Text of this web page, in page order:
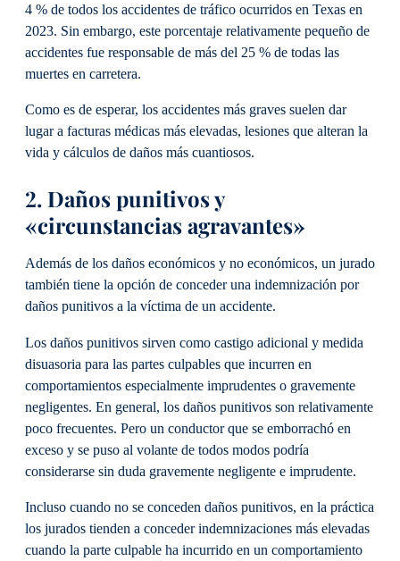
4 % de todos los accidentes de tráfico ocurridos en Texas en
2023. Sin embargo, este porcentaje relativamente pequeño de
accidentes fue responsable de más del 25 % de todas las
muertes en carretera.
Como es de esperar, los accidentes más graves suelen dar
lugar a facturas médicas más elevadas, lesiones que alteran la
vida y cálculos de daños más cuantiosos.
2. Daños punitivos y
«circunstancias agravantes»
Además de los daños económicos y no económicos, un jurado
también tiene la opción de conceder una indemnización por
daños punitivos a la víctima de un accidente.
Los daños punitivos sirven como castigo adicional y medida
disuasoria para las partes culpables que incurren en
comportamientos especialmente imprudentes o gravemente
negligentes. En general, los daños punitivos son relativamente
poco frecuentes. Pero un conductor que se emborrachó en
exceso y se puso al volante de todos modos podría
considerarse sin duda gravemente negligente e imprudente.
Incluso cuando no se conceden daños punitivos, en la práctica
los jurados tienden a conceder indemnizaciones más elevadas
cuando la parte culpable ha incurrido en un comportamiento